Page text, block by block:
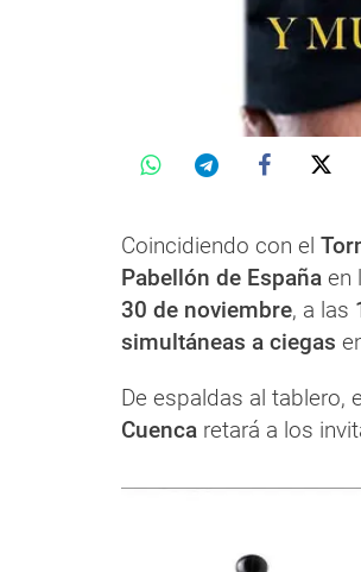
Coincidiendo con el
Pabellón de España en
30 de noviembre, a las
simultáneas a ciegas
De espaldas al tablero,
Cuenca retará a los